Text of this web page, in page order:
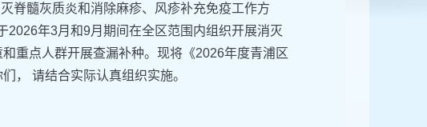
脊髓灰质炎和消除麻疹、风疹补充免疫工作方
年3月和9月期间在全区范围内组织开展消灭
重点人群开展查漏补种。现将《2026年度青浦区
， 请结合实际认真组织实施。